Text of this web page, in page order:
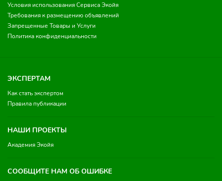
Условия использования Сервиса Экойя
Требования к размещению объявлений
Запрещенные Товары и Услуги
Политика конфиденциальности
ЭКСПЕРТАМ
Как стать экспертом
Правила публикации
НАШИ ПРОЕКТЫ
Академия Экойя
СООБЩИТЕ НАМ ОБ ОШИБКЕ